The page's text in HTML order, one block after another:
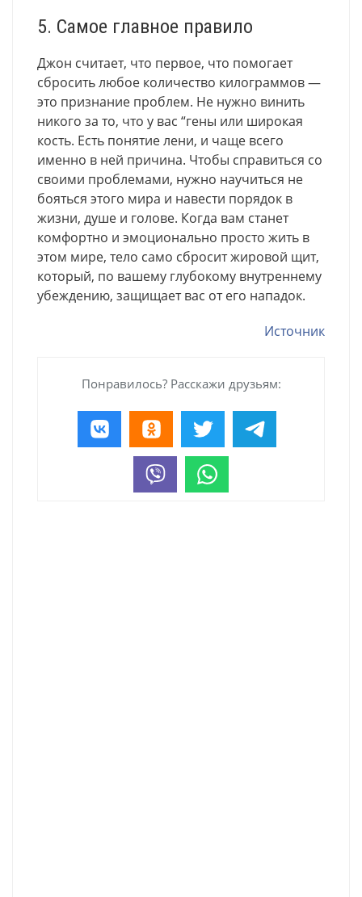
5. Самое главное правило
Джон считает, что первое, что помогает
сбросить любое количество килограммов —
это признание проблем. Не нужно винить
никого за то, что у вас “гены или широкая
кость. Есть понятие лени, и чаще всего
именно в ней причина. Чтобы справиться со
своими проблемами, нужно научиться не
бояться этого мира и навести порядок в
жизни, душе и голове. Когда вам станет
комфортно и эмоционально просто жить в
этом мире, тело само сбросит жировой щит,
который, по вашему глубокому внутреннему
убеждению, защищает вас от его нападок.
Источник
Понравилось? Расскажи друзьям: